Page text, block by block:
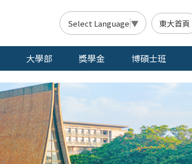
Select Language ▼ 東大首頁
大學部 獎學金 博碩士班